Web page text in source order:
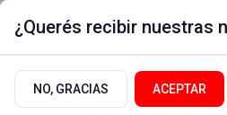
¿Querés recibir nuestras
NO, GRACIAS ACEPTAR